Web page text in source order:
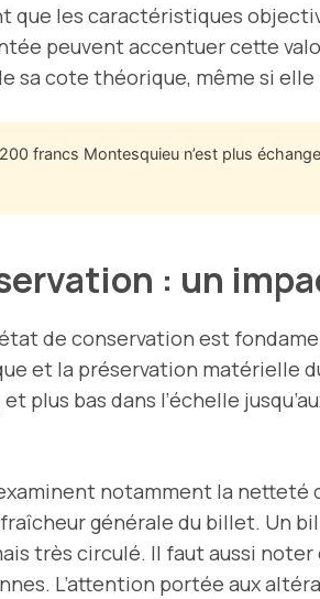
que les caractéristiques
peuvent accentuer cette
sa cote théorique, même si
francs Montesquieu n’est plus
: un
de conservation est
et la préservation matérielle
et plus bas dans l’échelle
notamment la netteté
générale du billet. Un
très circulé. Il faut aussi
L’attention portée aux